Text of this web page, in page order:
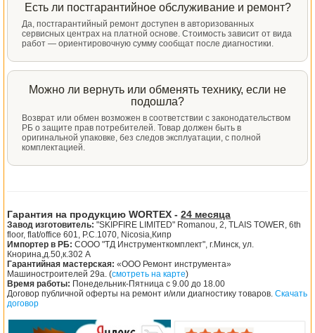
Есть ли постгарантийное обслуживание и ремонт?
Да, постгарантийный ремонт доступен в авторизованных
сервисных центрах на платной основе. Стоимость зависит от вида
работ — ориентировочную сумму сообщат после диагностики.
Можно ли вернуть или обменять технику, если не
подошла?
Возврат или обмен возможен в соответствии с законодательством
РБ о защите прав потребителей. Товар должен быть в
оригинальной упаковке, без следов эксплуатации, с полной
комплектацией.
Гарантия на продукцию WORTEX - 24 месяца
Завод изготовитель: "SKIPFIRE LIMITED" Romanou, 2, TLAIS TOWER, 6th
floor, flat/office 601, P.C.1070, Nicosia,Кипр
Импортер в РБ: СООО "ТД Инструменткомплект", г.Минск, ул.
Кнорина,д.50,к.302 А
Гарантийная мастерская: «ООО Ремонт инструмента»
Машиностроителей 29а. (смотреть на карте)
Время работы: Понедельник-Пятница с 9.00 до 18.00
Договор публичной оферты на ремонт и/или диагностику товаров. Скачать
договор